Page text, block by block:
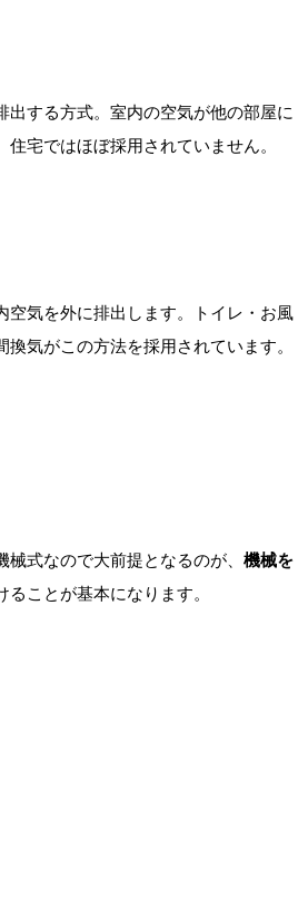
する方式。室内の空気が他の部屋に
宅ではほぼ採用されていません。
空気を外に排出します。トイレ・お風
気がこの方法を採用されています。
式なので大前提となるのが、 機械を
ことが基本になります。